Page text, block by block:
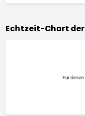
Echtzeit-Chart der